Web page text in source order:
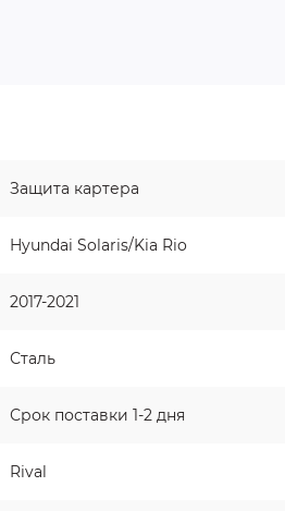
Защита картера
Hyundai Solaris/Kia Rio
2017-2021
Сталь
Срок поставки 1-2 дня
Rival